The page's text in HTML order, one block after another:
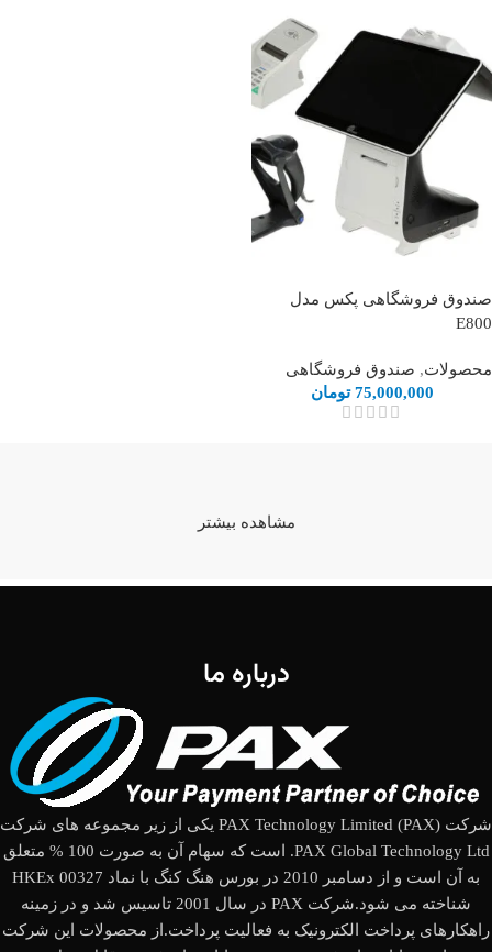
صندوق فروشگاهی پکس مدل
E800
محصولات, صندوق فروشگاهی
75,000,000 تومان
مشاهده بیشتر
درباره ما
شرکت (PAX Technology Limited (PAX یکی از زیر مجموعه های شرکت
PAX Global Technology Ltd. است که سهام آن به صورت 100 % متعلق
به آن است و از دسامبر 2010 در بورس هنگ کنگ با نماد HKEx 00327
شناخته می شود.شرکت PAX در سال 2001 تاسیس شد و در زمینه
راهکارهای پرداخت الکترونیک به فعالیت پرداخت.از محصولات این شرکت